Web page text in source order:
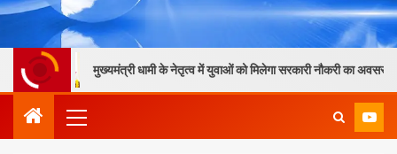
मुख्यमंत्री धामी के नेतृत्व में युवाओं को मिलेगा सरकारी नौकरी का अवसर, दिसंबर से पहले